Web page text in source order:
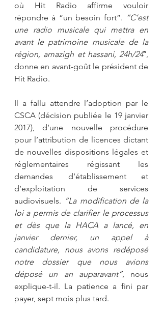
où Hit Radio affirme vouloir
répondre à “un besoin fort”. “C’est
une radio musicale qui mettra en
avant le patrimoine musicale de la
région, amazigh et hassani, 24h/24″,
donne en avant-goût le président de
Hit Radio.
Il a fallu attendre l’adoption par le
CSCA (décision publiée le 19 janvier
2017), d’une nouvelle procédure
pour l’attribution de licences dictant
de nouvelles dispositions légales et
réglementaires régissant les
demandes d’établissement et
d’exploitation de services
audiovisuels. “La modification de la
loi a permis de clarifier le processus
et dès que la HACA a lancé, en
janvier dernier, un appel à
candidature, nous avons redéposé
notre dossier que nous avions
déposé un an auparavant”, nous
explique-t-il. La patience a fini par
payer, sept mois plus tard.